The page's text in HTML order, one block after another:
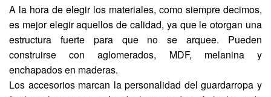
A la hora de elegir los materiales, como siempre decimos,
es mejor elegir aquellos de calidad, ya que le otorgan una
estructura fuerte para que no se arquee. Pueden
construirse con aglomerados, MDF, melanina y
enchapados en maderas.
Los accesorios marcan la personalidad del guardarropa y